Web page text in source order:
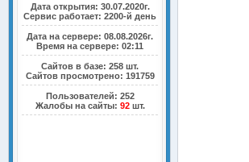
Дата открытия: 30.07.2020г.
Сервис работает: 2200-й день
Дата на сервере: 08.08.2026г.
Время на сервере: 02:11
Сайтов в базе: 258 шт.
Сайтов просмотрено: 191759
Пользователей: 252
Жалобы на сайты: 92шт.